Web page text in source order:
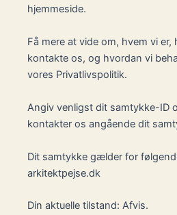
hjemmeside.
Få mere at vide om, hvem vi er,
kontakte os, og hvordan vi
vores Privatlivspolitik.
Angiv venligst dit samtykke-ID
kontakter os angående dit
Dit samtykke gælder for
arkitektpejse.dk
Din aktuelle tilstand: Afvis.